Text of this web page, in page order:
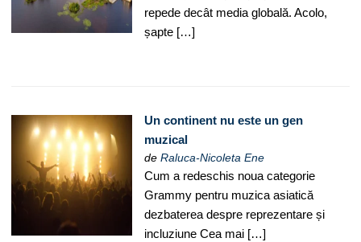
repede decât media globală. Acolo,
șapte […]
Un continent nu este un gen
muzical
deRaluca-Nicoleta Ene
Cum a redeschis noua categorie
Grammy pentru muzica asiatică
dezbaterea despre reprezentare și
incluziune Cea mai […]